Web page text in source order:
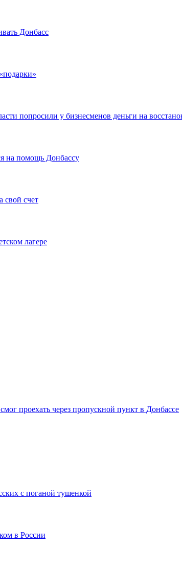
Донбасс
попросили у бизнесменов деньги на
на помощь Донбассу
свой счет
лагере
проехать через пропускной пункт в Донбассе
с поганой тушенкой
в России